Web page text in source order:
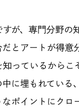
が、専門分野の
とアートが得意
っているからこ
に埋もれている
ポイントにクロ